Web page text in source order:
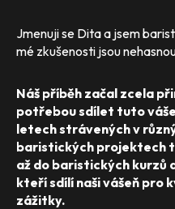
Jmenuji se Dita a jsem
mé zkušenosti jsou
Náš příběh začal zcela
potřebou sdílet tuto
letech strávených v
baristických projektech
až do baristických kurzů
kteří sdílí naši vášeň pro
zážitky.